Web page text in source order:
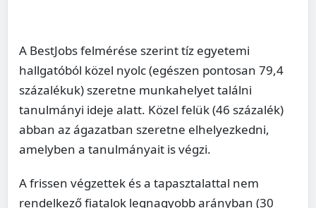
A BestJobs felmérése szerint tíz egyetemi
hallgatóból közel nyolc (egészen pontosan 79,4
százalékuk) szeretne munkahelyet találni
tanulmányi ideje alatt. Közel felük (46 százalék)
abban az ágazatban szeretne elhelyezkedni,
amelyben a tanulmányait is végzi.
A frissen végzettek és a tapasztalattal nem
rendelkező fiatalok legnagyobb arányban (30